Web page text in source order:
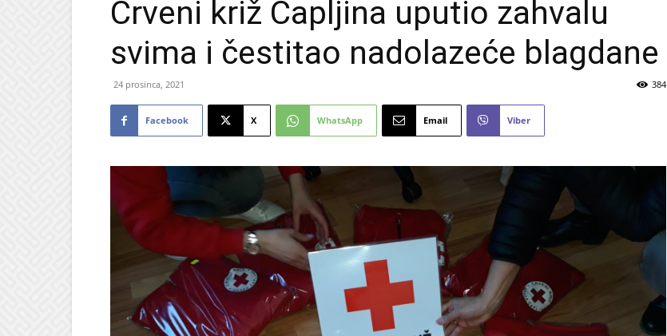
Crveni križ Čapljina uputio zahvalu
svima i čestitao nadolazeće blagdane
24 prosinca, 2021 384
Facebook X WhatsApp Email Viber